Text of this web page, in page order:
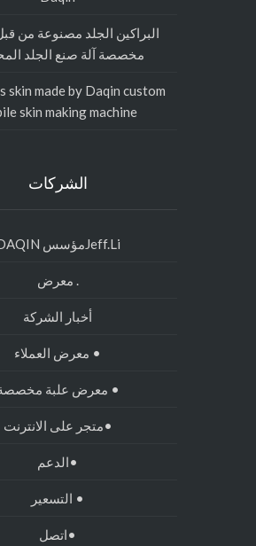
البراكين الجلد مصنوعة من قبل Daqin
مخصصة آلة صنع الجلد المحمول
Volcanics skin made by Daqin custom
mobile skin making machine
الشركات
أخبار الشركة
• معرض العملاء
• معرض علبة مخصصة
•متجر على الانترنت